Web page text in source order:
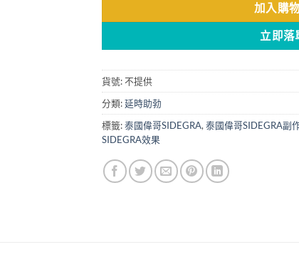
加入購
立即落
貨號:不提供
分類:延時助勃
標籤:泰國偉哥SIDEGRA,泰國偉哥SIDEGRA副
SIDEGRA效果